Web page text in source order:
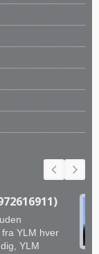
YLM hver
YLM